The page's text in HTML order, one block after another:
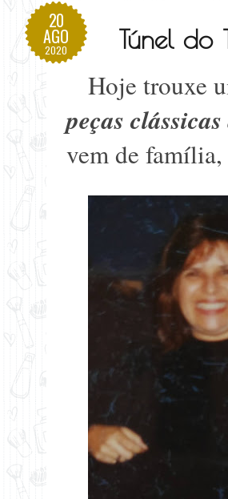
20
AGO
2020 Túnel do
Hoje trouxe
peças
vem de família,